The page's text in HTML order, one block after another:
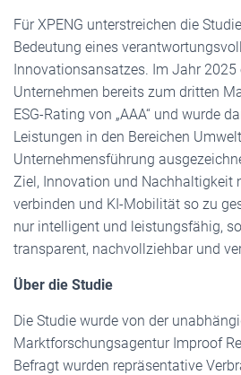
Für XPENG unterstreichen die
Bedeutung eines
Innovationsansatzes. Im Jahr 2025
Unternehmen bereits zum dritten
ESG-Rating von „AAA“ und wurde
Leistungen in den Bereichen
Unternehmensführung
Ziel, Innovation und Nachhaltigkeit
verbinden und KI-Mobilität so zu
nur intelligent und leistungsfähig,
transparent, nachvollziehbar und
Über die Studie
Die Studie wurde von der
Marktforschungsagentur Improof
Befragt wurden repräsentative